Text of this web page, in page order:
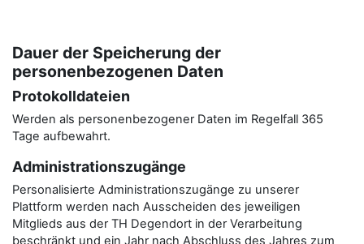
Dauer der Speicherung der
personenbezogenen Daten
Protokolldateien
Werden als personenbezogener Daten im Regelfall 365
Tage aufbewahrt.
Administrationszugänge
Personalisierte Administrationszugänge zu unserer
Plattform werden nach Ausscheiden des jeweiligen
Mitglieds aus der TH Degendort in der Verarbeitung
beschränkt und ein Jahr nach Abschluss des Jahres zum